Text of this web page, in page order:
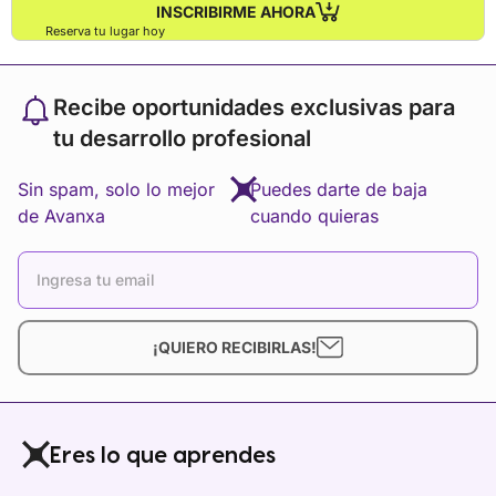
INSCRIBIRME AHORA
Reserva tu lugar hoy
Recibe oportunidades exclusivas para
tu desarrollo profesional
¡QUIERO RECIBIRLAS!
Sin spam, solo lo mejor
de Avanxa
Puedes darte de baja
cuando quieras
Eres lo que aprendes